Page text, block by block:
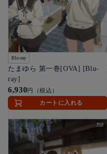
Blu-ray
たまゆら 第一巻[OVA] [Blu-
ray]
6,930円（税込）
カートに入れる